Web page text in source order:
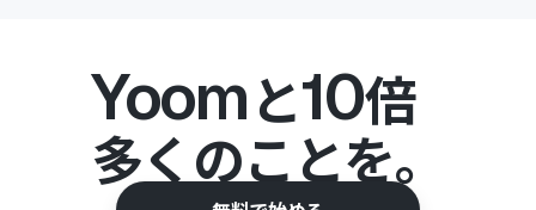
Yoomと10倍
多くのことを。